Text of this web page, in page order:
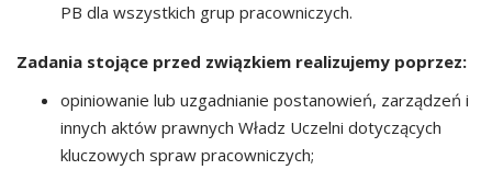
PB dla wszystkich grup pracowniczych.
Zadania stojące przed związkiem realizujemy poprzez:
opiniowanie lub uzgadnianie postanowień, zarządzeń i
innych aktów prawnych Władz Uczelni dotyczących
kluczowych spraw pracowniczych;